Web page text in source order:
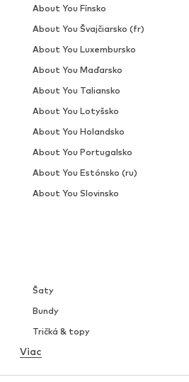
Šaty
Bundy
Tričká & topy
Bielizeň
Blúzky & tuniky
Viac
About You Fínsko
About You Švajčiarsko (fr)
About You Luxembursko
About You Maďarsko
About You Taliansko
About You Lotyšsko
About You Holandsko
About You Portugalsko
About You Estónsko (ru)
About You Slovinsko